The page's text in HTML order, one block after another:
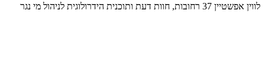
לווין אפשטיין 37 רחובות, חוות דעת ותוכנית הידרולוגית לניהול מי נגר